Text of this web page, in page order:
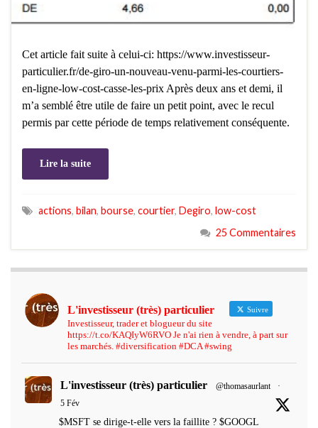
Cet article fait suite à celui-ci: https://www.investisseur-
particulier.fr/de-giro-un-nouveau-venu-parmi-les-courtiers-
en-ligne-low-cost-casse-les-prix Après deux ans et demi, il
m’a semblé être utile de faire un petit point, avec le recul
permis par cette période de temps relativement conséquente.
Lire la suite
actions, bilan, bourse, courtier, Degiro, low-cost
25 Commentaires
L'investisseur (très) particulier Suivre
Investisseur, trader et blogueur du site
https://t.co/KAQIyW6RVO Je n'ai rien à vendre, à part sur
les marchés. #diversification #DCA #swing
L'investisseur (très) particulier @thomasaurlant
·
5 Fév
$MSFT se dirige-t-elle vers la faillite ? $GOOGL